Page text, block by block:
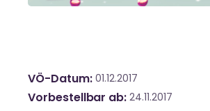
VÖ-Datum 01.12.2017
Vorbestellbar ab 24.11.2017